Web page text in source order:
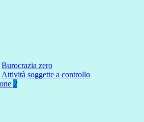
Burocrazia zero
Attività soggette a controllo
2